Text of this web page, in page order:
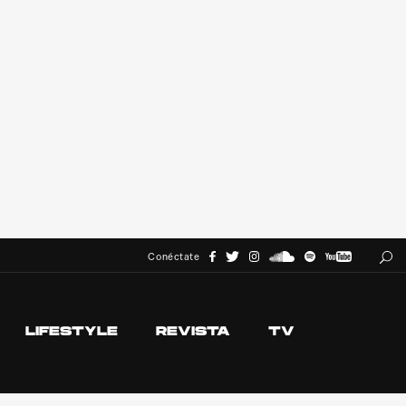
Conéctate
LIFESTYLE REVISTA TV